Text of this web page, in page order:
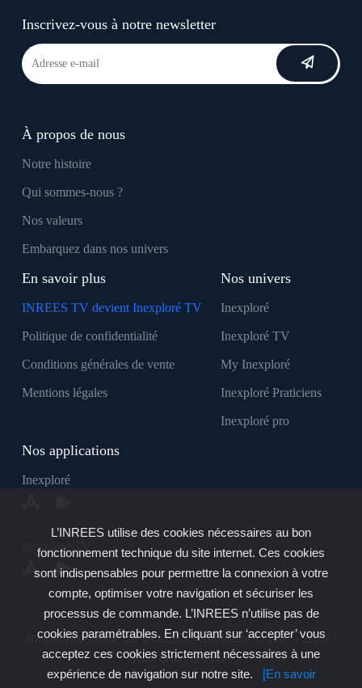
Inscrivez-vous à notre newsletter
À propos de nous
Notre histoire
Qui sommes-nous ?
Nos valeurs
Embarquez dans nos univers
En savoir plus
INREES TV devient Inexploré TV
Politique de confidentialité
Conditions générales de vente
Mentions légales
Nos univers
Inexploré
Inexploré TV
My Inexploré
Inexploré Praticiens
Inexploré pro
Nos applications
Inexploré
Inexploré TV
Inexploré est édité par INREES - Copyright © 2007 - 2026 -
Tous droits réservés
L’INREES utilise des cookies nécessaires au bon
fonctionnement technique du site internet. Ces cookies
sont indispensables pour permettre la connexion à votre
compte, optimiser votre navigation et sécuriser les
processus de commande. L’INREES n’utilise pas de
cookies paramétrables. En cliquant sur ‘accepter’ vous
acceptez ces cookies strictement nécessaires à une
expérience de navigation sur notre site.
[En savoir